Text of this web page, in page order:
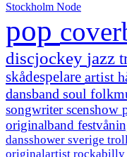
Stockholm Node
pop
discjockey jazz
skådespelare artist
dansband soul
songwriterscenshow
originalband
dansshower sverige
originalartist rockabilly